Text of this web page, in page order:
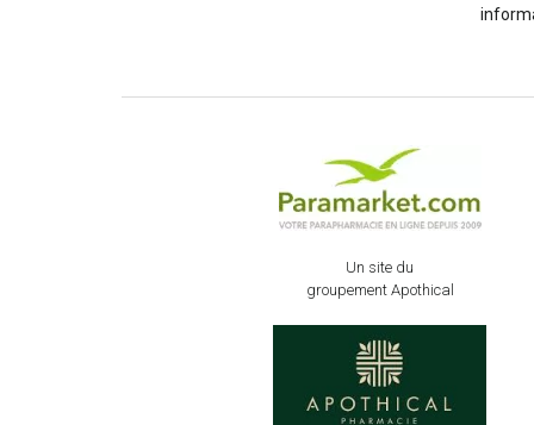
Un site du
groupement Apothical